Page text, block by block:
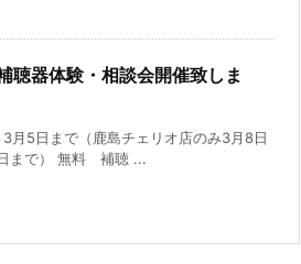
器体験・相談会開催致しま
月5日まで（鹿島チェリオ店のみ3月8日
まで） 無料 補聴 ...